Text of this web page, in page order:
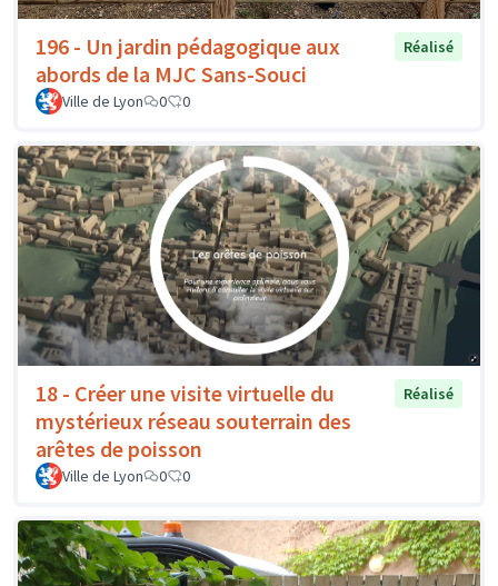
196 - Un jardin pédagogique aux
abords de la MJC Sans-Souci
Réalisé
Ville de Lyon 0 0
18 - Créer une visite virtuelle du
mystérieux réseau souterrain des
arêtes de poisson
Réalisé
Ville de Lyon 0 0